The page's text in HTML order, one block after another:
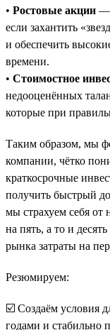
• Ростовые акции —
если захантить
и обеспечить
времени.
• Стоимостное
недооценённых
которые при
Таким образом, мы
компании, чётко
краткосрочные
получить быстрый
мы страхуем себя от
на пять, а то и
рынка затраты на
Резюмируем:
☑️ Создаём условия
годами и стабильно